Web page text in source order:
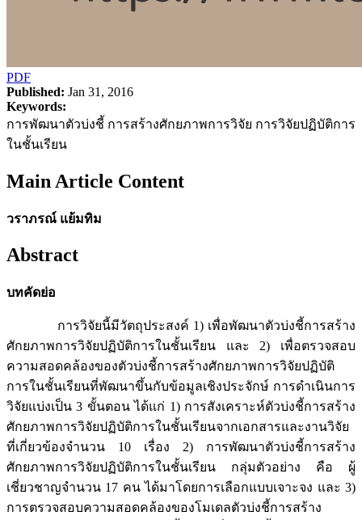
PDF
Published: Jan 31, 2016
Keywords:
การพัฒนาตัวบ่งชี้ การสร้างศักยภาพการวิจัย การวิจัยปฏิบัติการ
ในชั้นเรียน
Main Article Content
วราภรณ์ แย้มทิม
Abstract
บทคัดย่อ
การวิจัยนี้มีวัตถุประสงค์ 1) เพื่อพัฒนาตัวบ่งชี้การสร้าง
ศักยภาพการวิจัยปฏิบัติการในชั้นเรียน และ 2) เพื่อตรวจสอบ
ความสอดคล้องของตัวบ่งชี้การสร้างศักยภาพการวิจัยปฏิบัติ
การในชั้นเรียนที่พัฒนาขึ้นกับข้อมูลเชิงประจักษ์ การดำเนินการ
วิจัยแบ่งเป็น 3 ขั้นตอน ได้แก่ 1) การสังเคราะห์ตัวบ่งชี้การสร้าง
ศักยภาพการวิจัยปฏิบัติการในชั้นเรียนจากเอกสารและงานวิจัย
ที่เกี่ยวข้องจำนวน 10 เรื่อง 2) การพัฒนาตัวบ่งชี้การสร้าง
ศักยภาพการวิจัยปฏิบัติการในชั้นเรียน กลุ่มตัวอย่าง คือ ผู้
เชี่ยวชาญจำนวน 17 คน ได้มาโดยการเลือกแบบเจาะจง และ 3)
การตรวจสอบความสอดคล้องของโมเดลตัวบ่งชี้การสร้าง